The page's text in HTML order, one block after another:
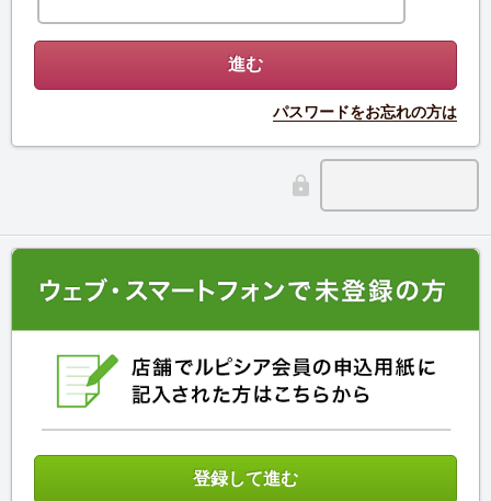
パスワードをお忘れの方は